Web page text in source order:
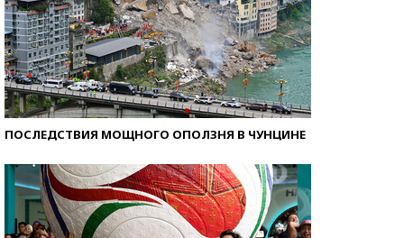
ПОСЛЕДСТВИЯ МОЩНОГО ОПОЛЗНЯ В ЧУНЦИНЕ